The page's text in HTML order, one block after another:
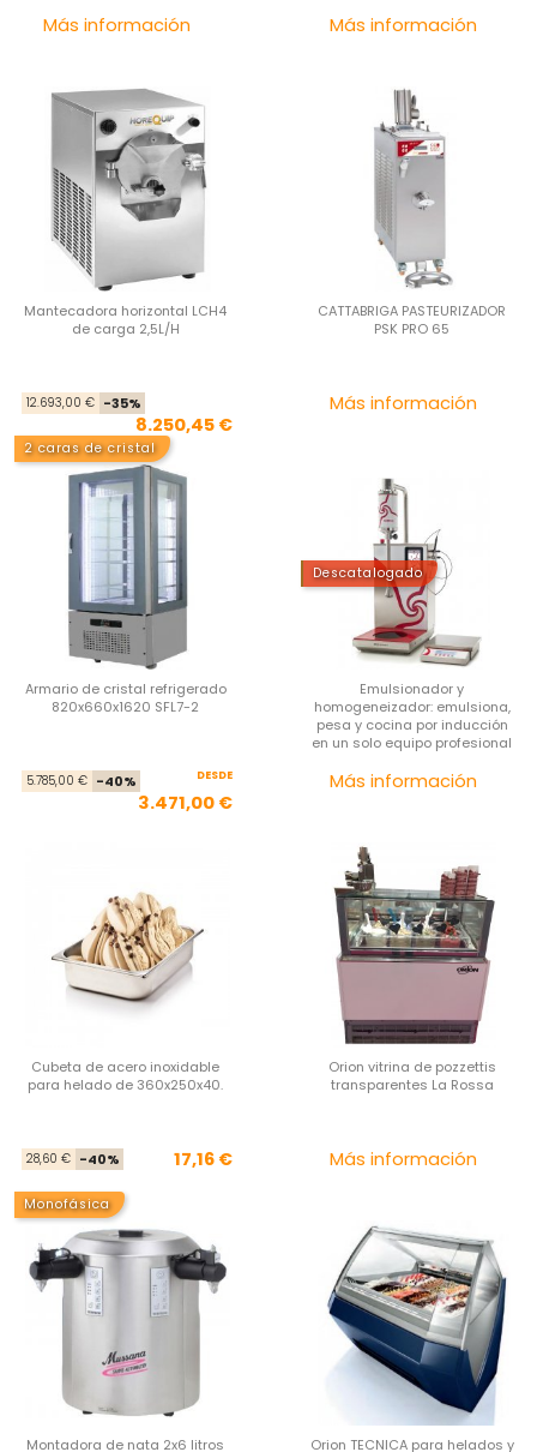
Más información Más información
Mantecadora horizontal LCH4
de carga 2,5L/H
12.693,00 € -35%
8.250,45 €
CATTABRIGA PASTEURIZADOR
PSK PRO 65
Más información
2 caras de cristal
Armario de cristal refrigerado
820x660x1620 SFL7-2
Precio base
5.785,00 € -40% Precio
DESDE
3.471,00 €
Descatalogado
Emulsionador y
homogeneizador: emulsiona,
pesa y cocina por inducción
en un solo equipo profesional
Más información
Cubeta de acero inoxidable
para helado de 360x250x40.
Precio base
28,60 € -40% Precio
17,16 €
Orion vitrina de pozzettis
transparentes La Rossa
Más información
Monofásica
Montadora de nata 2x6 litros Orion TECNICA para helados y